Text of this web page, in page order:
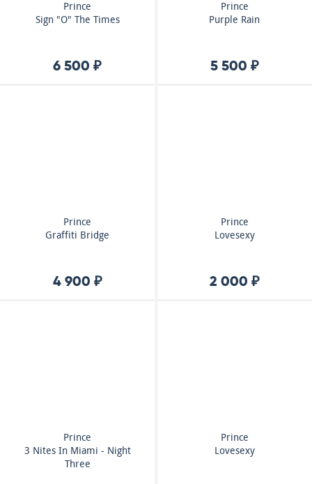
Prince
Sign "O" The Times
6 500 ₽
Prince
Purple Rain
5 500 ₽
Prince
Graffiti Bridge
4 900 ₽
Prince
Lovesexy
2 000 ₽
Prince
3 Nites In Miami - Night
Three
Prince
Lovesexy